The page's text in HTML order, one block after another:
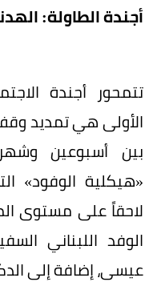
أجندة الطاولة:
تتمحور أجندة
الأولى هي تمديد وقف
بين أسبوعين
«هيكلية الوفود»
لاحقاً على مستوى
الوفد اللبناني
عيسى، إضافة إلى